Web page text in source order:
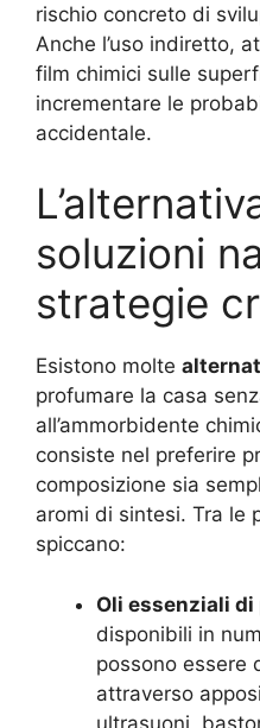
rischio concreto di
Anche l’uso indiretto,
film chimici sulle
incrementare le
accidentale.
soluzioni
strategie
Esistono molte
profumare la casa
all’ammorbidente
consiste nel preferire
composizione sia
aromi di sintesi. Tra le
spiccano:
Oli essenziali
disponibili in
possono essere
attraverso
ultrasuoni,